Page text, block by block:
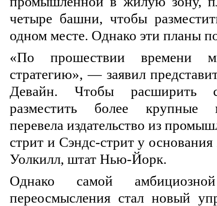
четыре башни, чтобы
одном месте. Однако эти планы
«По прошествии времени
стратегию», — заявил
Девайн. Чтобы расширить
разместить более крупные
перевела издательство из
стрит и Сэндс-стрит у
Уолкилл, штат Нью-Йорк.
Однако самой
переосмысления стал новый